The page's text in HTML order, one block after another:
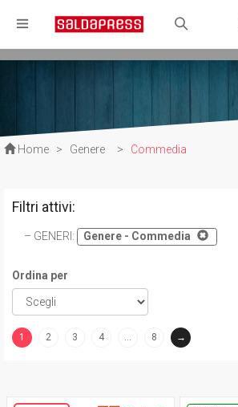
Registrati
Home > Genere > Commedia
Filtri attivi:
GENERI : Genere - Commedia
Ordina per
1
2 3 4 … 8 →